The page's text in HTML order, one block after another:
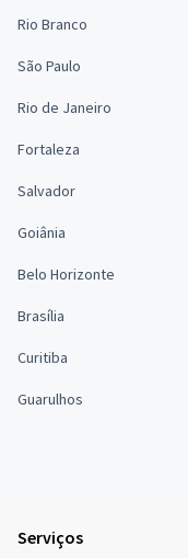
Rio Branco
São Paulo
Rio de Janeiro
Fortaleza
Salvador
Goiânia
Belo Horizonte
Brasília
Curitiba
Guarulhos
Serviços